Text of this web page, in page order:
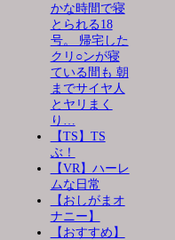
かな時間で寝
とられる18
号。 帰宅した
クリ○ンが寝
ている間も 朝
までサイヤ人
とヤリまく
り…
【TS】TS
ぶ！
【VR】ハーレ
ムな日常
【おしがまオ
ナニー】
【おすすめ】